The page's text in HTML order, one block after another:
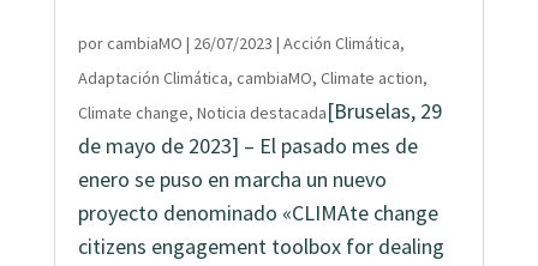
porcambiaMO | 26/07/2023 | Acción Climática,
Adaptación Climática, cambiaMO, Climate action,
Climate change, Noticia destacada[Bruselas, 29
de mayo de 2023] – El pasado mes de
enero se puso en marcha un nuevo
proyecto denominado «CLIMAte change
citizens engagement toolbox for dealing